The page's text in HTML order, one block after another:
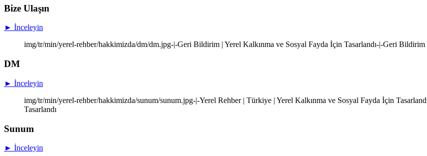
Bize Ulaşın
► İnceleyin
img/tr/min/yerel-rehber/hakkimizda/dm/dm.jpg-|-Geri Bildirim | Yerel Kalkınma ve Sosyal Fayda İçin Tasarlandı-|-Geri Bildirim
DM
► İnceleyin
img/tr/min/yerel-rehber/hakkimizda/sunum/sunum.jpg-|-Yerel Rehber | Türkiye | Yerel Kalkınma ve Sosyal Fayda İçin
Tasarlandı
Sunum
► İnceleyin